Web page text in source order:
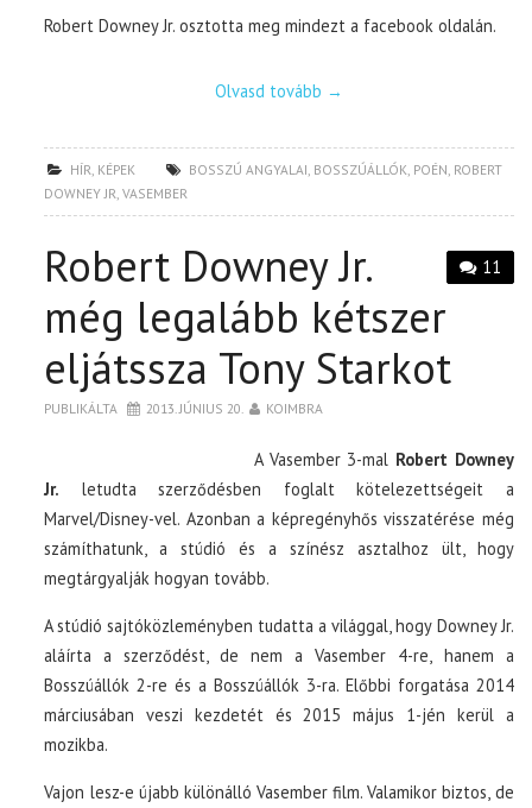
Robert Downey Jr. osztotta meg mindezt a facebook oldalán.
Olvasd tovább →
HÍR KÉPEK BOSSZÚ ANGYALAI BOSSZÚÁLLÓK POÉN ROBERT
DOWNEY JR ,VASEMBER
11
Robert Downey Jr.
még legalább kétszer
eljátssza Tony Starkot
PUBLIKÁLTA 2013. JÚNIUS 20. KOIMBRA
A Vasember 3-mal Robert Downey
Jr. letudta szerződésben foglalt kötelezettségeit a
Marvel/Disney-vel. Azonban a képregényhős visszatérése még
számíthatunk, a stúdió és a színész asztalhoz ült, hogy
megtárgyalják hogyan tovább.
A stúdió sajtóközleményben tudatta a világgal, hogy Downey Jr.
aláírta a szerződést, de nem a Vasember 4-re, hanem a
Bosszúállók 2-re és a Bosszúállók 3-ra. Előbbi forgatása 2014
márciusában veszi kezdetét és 2015 május 1-jén kerül a
mozikba.
Vajon lesz-e újabb különálló Vasember film. Valamikor biztos, de